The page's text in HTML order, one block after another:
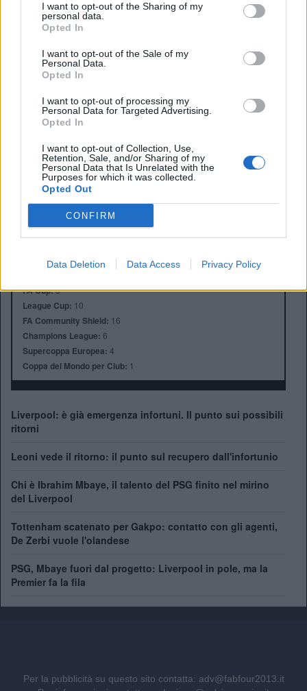
I want to opt-out of the Sharing of my
personal data.
Opted In
I want to opt-out of the Sale of my
Personal Data.
Opted In
I want to opt-out of processing my
Personal Data for Targeted Advertising.
Opted In
I want to opt-out of Collection, Use,
Retention, Sale, and/or Sharing of my
Personal Data that Is Unrelated with the
Purposes for which it was collected.
Opted Out
CONFIRM
Data Deletion Data Access Privacy Policy
Anno di Fondazione:1892
Stadio:Anfield (45.276)
Città:Liverpool
Presidente:Tom Werner
Manager:Arne Slot
ALBO D'ORO
FA Cup:8
League Cup: 10
FA Community Shield: 16
Champions League: 6
Supercoppa Europea: 4
Coppa del Mondo per Club: 1
Liverpool: è già emergenza infortuni. Il punto sui possibili
ritorni
Leoni vede il ritorno: il punto sul recupero dall'infortunio
Chi è Ibrahim Mbaye, il talento del PSG finito nel mirino
del Liverpool
Tottenham scatenato per Gakpo: contatto con gli agenti,
De Zerbi vuole l'olandese
PSG, Mbaye fuori dal progetto: Liverpool in pole, ma la
Premier fa la fila
Per la pubblicità su questo sito contatta: adv@fabfour2013.it